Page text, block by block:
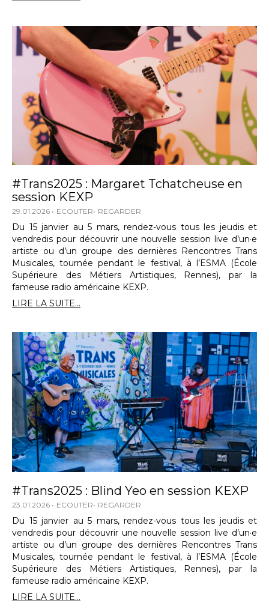
#Trans2025 : Margaret Tchatcheuse en
session KEXP
29.01.2026 ECOUTER REGARDER
Du 15 janvier au 5 mars, rendez-vous tous les jeudis et
vendredis pour découvrir une nouvelle session live d’un·e
artiste ou d’un groupe des dernières Rencontres Trans
Musicales, tournée pendant le festival, à l’ESMA (École
Supérieure des Métiers Artistiques, Rennes), par la
fameuse radio américaine KEXP.
LIRE LA SUITE...
#Trans2025 : Blind Yeo en session KEXP
23.01.2026 ECOUTER REGARDER
Du 15 janvier au 5 mars, rendez-vous tous les jeudis et
vendredis pour découvrir une nouvelle session live d’un·e
artiste ou d’un groupe des dernières Rencontres Trans
Musicales, tournée pendant le festival, à l’ESMA (École
Supérieure des Métiers Artistiques, Rennes), par la
fameuse radio américaine KEXP.
LIRE LA SUITE...